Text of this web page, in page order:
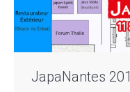
JapaNantes